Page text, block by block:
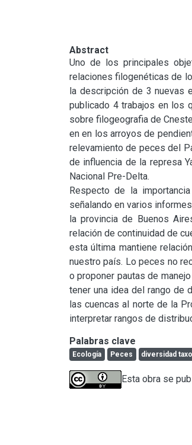
Abstract
Uno de los principales
relaciones filogenéticas de
la descripción de 3 nuevas
publicado 4 trabajos en los
sobre filogeografia de
en en los arroyos de
relevamiento de peces del
de influencia de la represa
Nacional Pre-Delta.
Respecto de la
señalando en varios
la provincia de Buenos
relación de continuidad de
esta última mantiene
nuestro país. Lo peces no
o proponer pautas de
tener una idea del rango de
las cuencas al norte de la
interpretar rangos de
Palabras clave
Ecología Peces diversidad
Esta obra se